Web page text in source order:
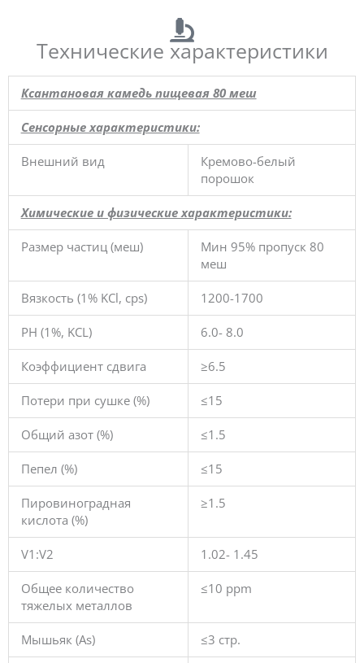
Технические характеристики
Ксантановая камедь пищевая 80 меш
Сенсорные характеристики:
Внешний вид
Кремово-белый
порошок
Химические и физические характеристики:
Размер частиц (меш)
Мин 95% пропуск 80
меш
Вязкость (1% KCl, cps) 1200-1700
PH (1%, KCL) 6.0- 8.0
Коэффициент сдвига ≥6.5
Потери при сушке (%) ≤15
Общий азот (%) ≤1.5
Пепел (%) ≤15
Пировиноградная
кислота (%)
≥1.5
V1:V2 1.02- 1.45
Общее количество
тяжелых металлов
≤10 ppm
Мышьяк (As) ≤3 стр.